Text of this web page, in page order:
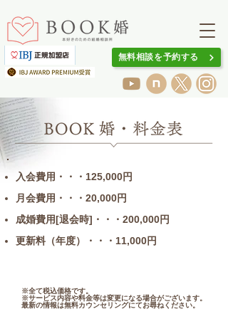
無料相談を予約する
入会費用・・・125,000円
月会費用・・・20,000円
成婚費用[退会時]・・・200,000円
更新料（年度）・・・11,000円
​※全て税込価格です。
​※サービス内容や料金等は変更になる場合がございます。
最新の情報は無料カウンセリングにてお尋ねください。